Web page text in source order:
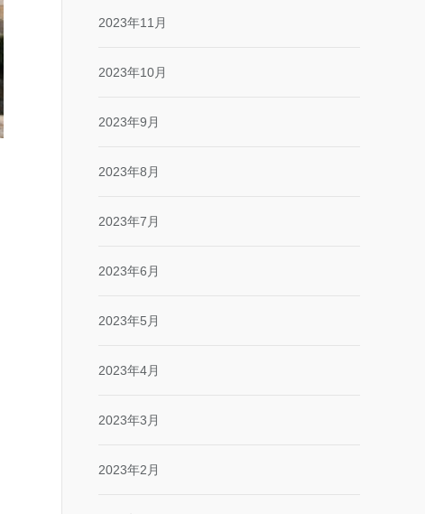
2023年11月
2023年10月
2023年9月
2023年8月
2023年7月
2023年6月
2023年5月
2023年4月
2023年3月
2023年2月